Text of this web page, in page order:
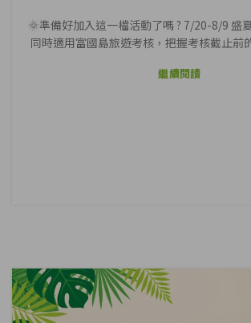
🌞準備好加入這一檔活動了嗎 ? 7/20-8/9 盛
同時適用富國島旅遊考核，把握考核截止前
繼續閱讀